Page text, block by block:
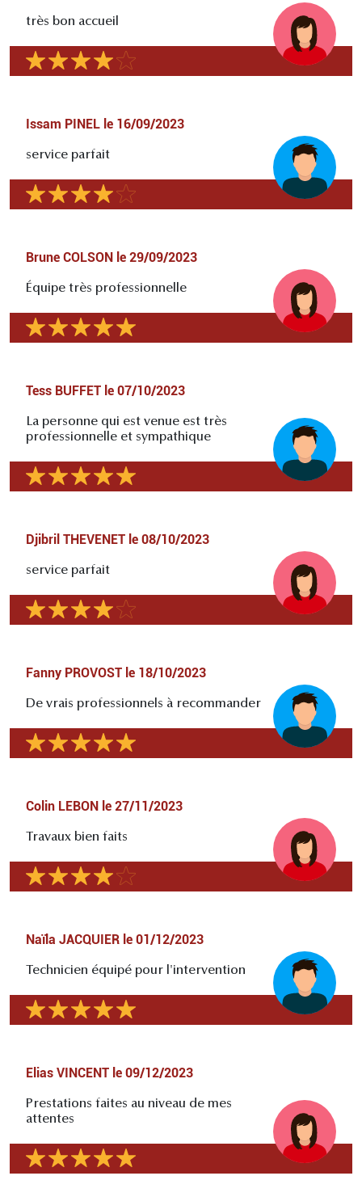
très bon accueil
Issam PINEL le 16/09/2023
service parfait
Brune COLSON le 29/09/2023
Équipe très professionnelle
Tess BUFFET le 07/10/2023
La personne qui est venue est très
professionnelle et sympathique
Djibril THEVENET le 08/10/2023
service parfait
Fanny PROVOST le 18/10/2023
De vrais professionnels à recommander
Colin LEBON le 27/11/2023
Travaux bien faits
Naïla JACQUIER le 01/12/2023
Technicien équipé pour l'intervention
Elias VINCENT le 09/12/2023
Prestations faites au niveau de mes
attentes